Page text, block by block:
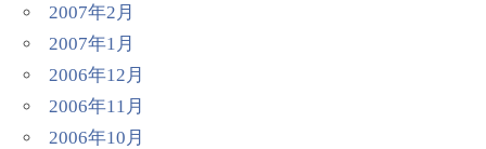
2007年2月
2007年1月
2006年12月
2006年11月
2006年10月